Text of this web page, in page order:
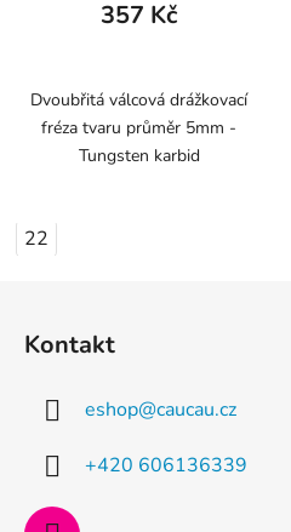
357 Kč
Dvoubřitá válcová drážkovací
fréza tvaru průměr 5mm -
Tungsten karbid
22
Kontakt
eshop@caucau.cz
+420 606136339